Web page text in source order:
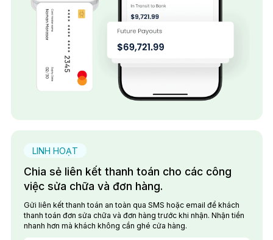
LINH HOẠT
Chia sẻ liên kết thanh toán cho các công
việc sửa chữa và đơn hàng.
Gửi liên kết thanh toán an toàn qua SMS hoặc email để khách
thanh toán đơn sửa chữa và đơn hàng trước khi nhận. Nhận tiền
nhanh hơn mà khách không cần ghé cửa hàng.